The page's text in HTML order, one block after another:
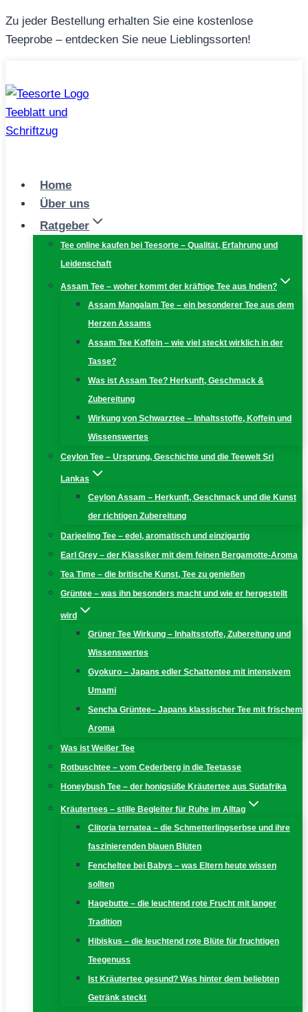
Zum
Inhalt
Zu jeder Bestellung erhalten Sie eine kostenlose
Teeprobe – entdecken Sie neue Lieblingssorten!
Home
Über uns
Ratgeber
Tee online kaufen bei Teesorte – Qualität, Erfahrung und
Leidenschaft
Assam Tee – woher kommt der kräftige Tee aus Indien?
Assam Mangalam Tee – ein besonderer Tee aus dem
Herzen Assams
Assam Tee Koffein – wie viel steckt wirklich in der
Tasse?
Was ist Assam Tee? Herkunft, Geschmack &
Zubereitung
Wirkung von Schwarztee – Inhaltsstoffe, Koffein und
Wissenswertes
Ceylon Tee – Ursprung, Geschichte und die Teewelt Sri
Lankas
Ceylon Assam – Herkunft, Geschmack und die Kunst
der richtigen Zubereitung
Darjeeling Tee – edel, aromatisch und einzigartig
Earl Grey – der Klassiker mit dem feinen Bergamotte-Aroma
Tea Time – die britische Kunst, Tee zu genießen
Grüntee – was ihn besonders macht und wie er hergestellt
wird
Grüner Tee Wirkung – Inhaltsstoffe, Zubereitung und
Wissenswertes
Gyokuro – Japans edler Schattentee mit intensivem
Umami
Sencha Grüntee– Japans klassischer Tee mit frischem
Aroma
Was ist Weißer Tee
Rotbuschtee – vom Cederberg in die Teetasse
Honeybush Tee – der honigsüße Kräutertee aus Südafrika
Kräutertees – stille Begleiter für Ruhe im Alltag
Clitoria ternatea – die Schmetterlingserbse und ihre
faszinierenden blauen Blüten
Fencheltee bei Babys – was Eltern heute wissen
sollten
Hagebutte – die leuchtend rote Frucht mit langer
Tradition
Hibiskus – die leuchtend rote Blüte für fruchtigen
Teegenuss
Ist Kräutertee gesund? Was hinter dem beliebten
Getränk steckt